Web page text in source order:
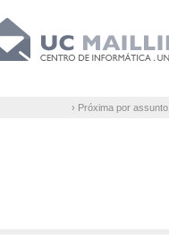
› Próxima por assunto